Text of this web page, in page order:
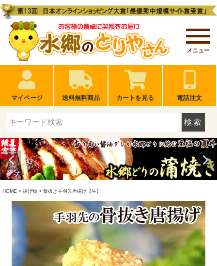
メニュー
マイページ 送料無料商品 カートを見る 電話注文
検索
HOME 揚げ物 骨抜き手羽先唐揚げ【生】